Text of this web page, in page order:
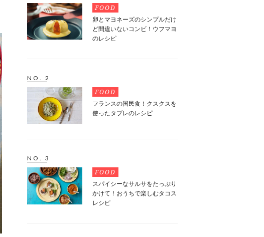
FOOD
卵とマヨネーズのシンプルだけ
ど間違いないコンビ！ウフマヨ
のレシピ
NO. 2
FOOD
フランスの国民食！クスクスを
使ったタブレのレシピ
NO. 3
FOOD
スパイシーなサルサをたっぷり
かけて！おうちで楽しむタコス
レシピ